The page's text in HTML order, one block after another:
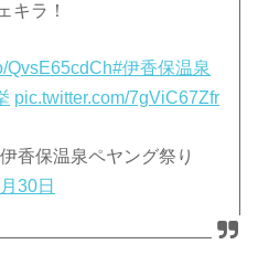
キラ！
QvsE65cdCh#伊香保温泉
pic.twitter.com/7gViC67Zfr
保温泉ペヤング祭り
30日